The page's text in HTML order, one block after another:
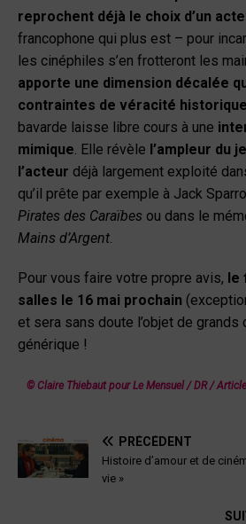
reprochent déjà le choix d’un
francophone qui plus est – pour
les cinéphiles s’en frotteront les
apporte une dimension décalée
contraintes de véracité historique
bavarde laisse libre cours à une
mimique . Elle révèle l’ampleur du
l’acteur déjà largement exploité
qu’il prête par exemple à Jack
Pirates des Caraïbes ou dans le
Mains d’Argent
Pour vous faire votre propre avis, le
salles le 16 mai prochain
et sera sans doute l’objet de
générique !
© Claire Thiebaut pour Le Mensuel / DR/
PRÉCÉDENT
Histoire d’amour et de
vie »